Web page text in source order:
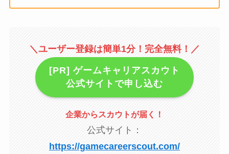
＼ユーザー登録は簡単1分！完全無料！／
[PR] ゲームキャリアスカウト
公式サイトで申し込む
企業からスカウトが届く ！
公式サイト：
https://gamecareerscout.com/